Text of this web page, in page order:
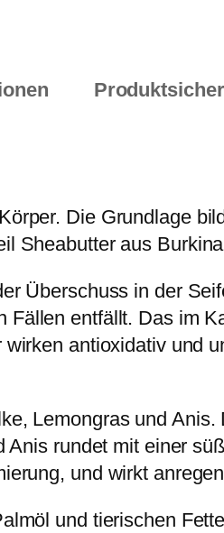
Die Grundlage
Sheabutter aus
Überschuss in der
entfällt. Das im
antioxidativ und
Lemongras und
rundet mit einer
und wirkt
und tierischen